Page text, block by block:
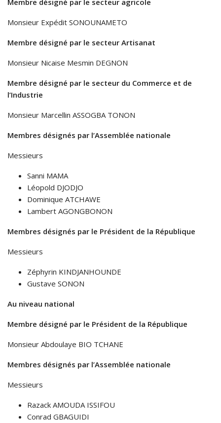
Membre désigné par le secteur agricole
Monsieur Expédit SONOUNAMETO
Membre désigné par le secteur Artisanat
Monsieur Nicaise Mesmin DEGNON
Membre désigné par le secteur du Commerce et de
l’Industrie
Monsieur Marcellin ASSOGBA TONON
Membres désignés par l’Assemblée nationale
Messieurs
Sanni MAMA
Léopold DJODJO
Dominique ATCHAWE
Lambert AGONGBONON
Membres désignés par le Président de la République
Messieurs
Zéphyrin KINDJANHOUNDE
Gustave SONON
Au niveau national
Membre désigné par le Président de la République
Monsieur Abdoulaye BIO TCHANE
Membres désignés par l’Assemblée nationale
Messieurs
Razack AMOUDA ISSIFOU
Conrad GBAGUIDI